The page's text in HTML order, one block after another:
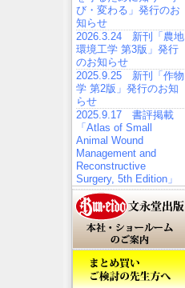
び・変わる」発行のお
知らせ
2026.3.24 新刊「農地
環境工学 第3版」発行
のお知らせ
2025.9.25 新刊「作物
学 第2版」発行のお知
らせ
2025.9.17 書評掲載
「Atlas of Small
Animal Wound
Management and
Reconstructive
Surgery, 5th Edition」